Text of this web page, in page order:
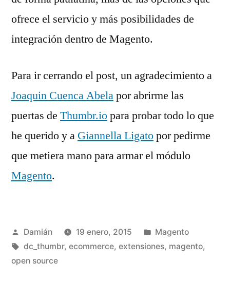
ofrece el servicio y más posibilidades de
integración dentro de Magento.
Para ir cerrando el post, un agradecimiento a
Joaquin Cuenca Abelapor abrirme las
puertas de Thumbr.iopara probar todo lo que
he querido y a Giannella Ligatopor pedirme
que metiera mano para armar el módulo
Magento.
Publicado
por
Damián 19 enero, 2015
Publicado
en
Magento
Etiquetas:
dc_thumbr, ecommerce, extensiones, magento,
open source